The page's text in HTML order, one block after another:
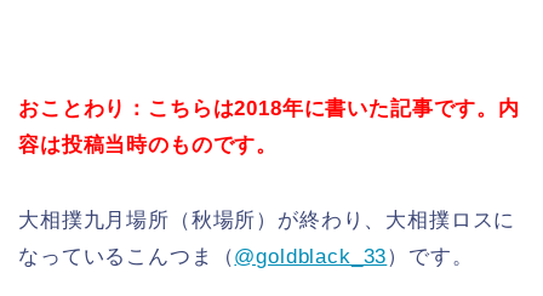
おことわり：こちらは2018年に書いた記事です。内
容は投稿当時のものです。
大相撲九月場所（秋場所）が終わり、大相撲ロスに
なっているこんつま（@goldblack_33）です。